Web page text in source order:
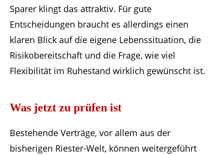
Sparer klingt das attraktiv. Für gute
Entscheidungen braucht es allerdings einen
klaren Blick auf die eigene Lebenssituation, die
Risikobereitschaft und die Frage, wie viel
Flexibilität im Ruhestand wirklich gewünscht ist.
Was jetzt zu prüfen ist
Bestehende Verträge, vor allem aus der
bisherigen Riester-Welt, können weitergeführt